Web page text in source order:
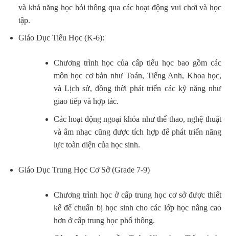
và khả năng học hỏi thông qua các hoạt động vui chơi và học
tập.
Giáo Dục Tiểu Học (K-6):
Chương trình học của cấp tiểu học bao gồm các
môn học cơ bản như Toán, Tiếng Anh, Khoa học,
và Lịch sử, đồng thời phát triển các kỹ năng như
giao tiếp và hợp tác.
Các hoạt động ngoại khóa như thể thao, nghệ thuật
và âm nhạc cũng được tích hợp để phát triển năng
lực toàn diện của học sinh.
Giáo Dục Trung Học Cơ Sở (Grade 7-9)
Chương trình học ở cấp trung học cơ sở được thiết
kế để chuẩn bị học sinh cho các lớp học nâng cao
hơn ở cấp trung học phổ thông.